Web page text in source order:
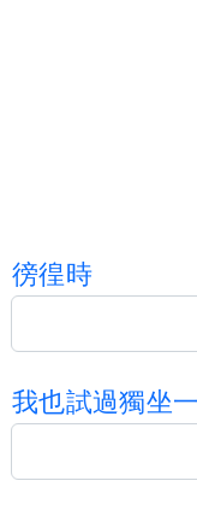
徬徨時
我也試過獨坐一